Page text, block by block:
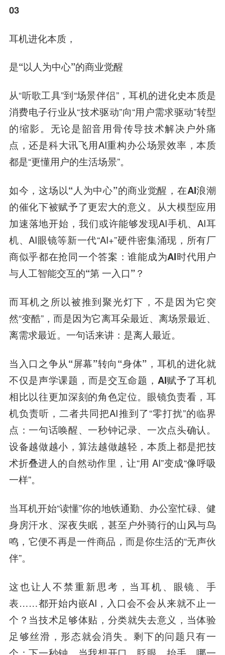
03
耳机进化本质，
是“以人为中心”的商业觉醒
从“听歌工具”到“场景伴侣”，耳机的进化史本质是
消费电子行业从“技术驱动”向“用户需求驱动”转型
的缩影。无论是韶音用骨传导技术解决户外痛
点，还是科大讯飞用AI重构办公场景效率，本质
都是“更懂用户的生活场景”。
如今，这场以“人为中心”的商业觉醒，在AI浪潮
的催化下被赋予了更宏大的意义。
从大模型应用
加速落地开始，我们或许能够发现AI手机、AI耳
机、AI眼镜等新一代“AI+”硬件密集涌现，所有厂
商似乎都在抢同一个答案：谁能成为AI时代用户
与人工智能交互的“第 一入口”？
而耳机之所以被推到聚光灯下，不是因为它突
然“变酷”，而是因为它离耳朵最近、离场景最近、
离需求最近。一句话来讲：是离人最近。
当入口之争从“屏幕”转向“身体”，耳机的进化就
不仅是声学课题，而是交互命题，AI赋予了耳机
相比以往更加深刻的角色定位。 眼镜负责看，耳
机负责听，二者共同把AI推到了“零打扰”的临界
点：一句话唤醒、一秒钟记录、一次点头确认。
设备越做越小，算法越做越轻，本质上都是把技
术折叠进人的自然动作里，让“用 AI”变成“像呼吸
一样”。
当耳机开始“读懂”你的地铁通勤、办公室忙碌、健
身房汗水、深夜失眠，甚至户外骑行的山风与鸟
鸣，它便不再是一件商品，而是你生活的“无声伙
伴”。
这也让人不禁重新思考，当耳机、眼镜、手
表……都开始内嵌AI，入口会不会从来就不止一
个？当技术足够体贴，分类就失去意义，当体验
足够丝滑，形态就会消失。剩下的问题只有一